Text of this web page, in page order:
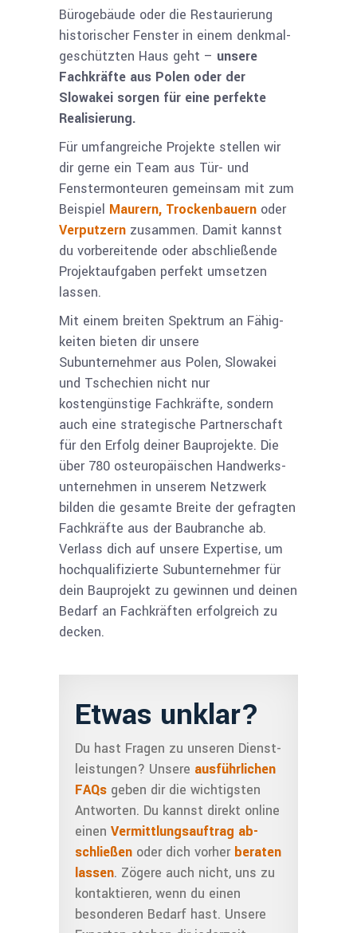
Bürogebäude oder die Restaurierung
historischer Fenster in einem denkmal­
geschützten Haus geht – unsere
Fachkräfte aus Polen oder der
Slowakei sorgen für eine perfekte
Realisierung.
Für umfangreiche Projekte stellen wir
dir gerne ein Team aus Tür- und
Fenster­monteuren gemeinsam mit zum
Beispiel Maurern, Trocken­bauern oder
Verputzern zusammen. Damit kannst
du vorbereitende oder abschließende
Projektaufgaben perfekt umsetzen
lassen.
Mit einem breiten Spektrum an Fähig­
keiten bieten dir unsere
Subunternehmer aus Polen, Slowakei
und Tschechien nicht nur
kostengünstige Fachkräfte, sondern
auch eine strategische Partner­schaft
für den Erfolg deiner Bauprojekte. Die
über 780 osteuropäischen Hand­werks­
unternehmen in unserem Netzwerk
bilden die gesamte Breite der gefragten
Fachkräfte aus der Baubranche ab.
Verlass dich auf unsere Expertise, um
hochqualifizierte Subunternehmer für
dein Bauprojekt zu gewinnen und deinen
Bedarf an Fachkräften erfolgreich zu
decken.
Etwas unklar?
Du hast Fragen zu unseren Dienst­
leistungen? Unsere ausführlichen
FAQs geben dir die wichtigsten
Antworten. Du kannst direkt online
einen Vermitt­lungs­auftrag ab­
schlie­ßen oder dich vorher beraten
lassen. Zögere auch nicht, uns zu
kontak­tieren, wenn du einen
besonderen Bedarf hast. Unsere